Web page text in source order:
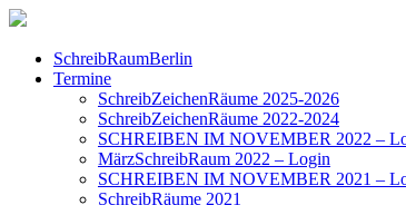
SchreibRaumBerlin
Termine
SchreibZeichenRäume 2025-2026
SchreibZeichenRäume 2022-2024
SCHREIBEN IM NOVEMBER 2022 –
MärzSchreibRaum 2022 – Login
SCHREIBEN IM NOVEMBER 2021 –
SchreibRäume 2021